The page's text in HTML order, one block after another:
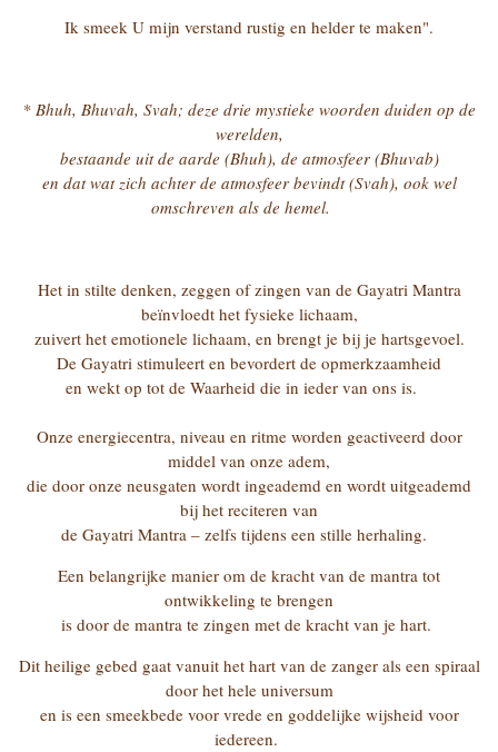
Ik smeek U mijn verstand rustig en helder te maken".
* Bhuh, Bhuvah, Svah; deze drie mystieke woorden duiden op de
werelden,
bestaande uit de aarde (Bhuh), de atmosfeer (Bhuvab)
en dat wat zich achter de atmosfeer bevindt (Svah), ook wel
omschreven als de hemel.
Het in stilte denken, zeggen of zingen van de Gayatri Mantra
beïnvloedt het fysieke lichaam,
zuivert het emotionele lichaam, en brengt je bij je hartsgevoel.
De Gayatri stimuleert en bevordert de opmerkzaamheid
en wekt op tot de Waarheid die in ieder van ons is.
Onze energiecentra, niveau en ritme worden geactiveerd door
middel van onze adem,
die door onze neusgaten wordt ingeademd en wordt uitgeademd
bij het reciteren van
de Gayatri Mantra – zelfs tijdens een stille herhaling.
Een belangrijke manier om de kracht van de mantra tot
ontwikkeling te brengen
is door de mantra te zingen met de kracht van je hart.
Dit heilige gebed gaat vanuit het hart van de zanger als een spiraal
door het hele universum
en is een smeekbede voor vrede en goddelijke wijsheid voor
iedereen.